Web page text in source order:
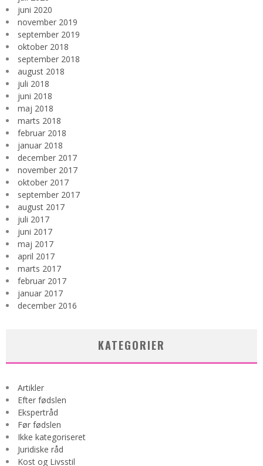
juni 2020
november 2019
september 2019
oktober 2018
september 2018
august 2018
juli 2018
juni 2018
maj 2018
marts 2018
februar 2018
januar 2018
december 2017
november 2017
oktober 2017
september 2017
august 2017
juli 2017
juni 2017
maj 2017
april 2017
marts 2017
februar 2017
januar 2017
december 2016
KATEGORIER
Artikler
Efter fødslen
Ekspertråd
Før fødslen
Ikke kategoriseret
Juridiske råd
Kost og Livsstil